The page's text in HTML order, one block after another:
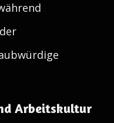
Arbeitskultur